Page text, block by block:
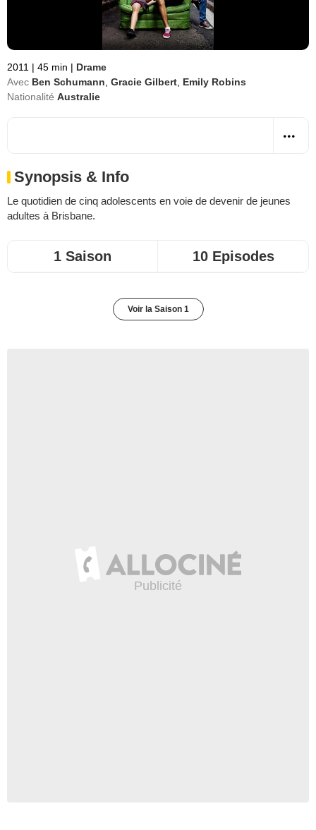
2011 | 45 min | Drame
Avec Ben Schumann Gracie Gilbert Emily Robins
Nationalité Australie
Synopsis & Info
Le quotidien de cinq adolescents en voie de devenir de jeunes
adultes à Brisbane.
1 Saison 10 Episodes
Voir la Saison 1